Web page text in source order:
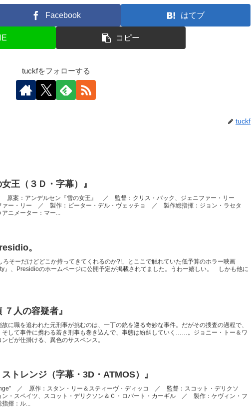
Facebook はてブ
コピー
tuckfをフォローする
tuckf
女王（３Ｄ・字幕）』
原案：アンデルセン『雪の女王』 ／ 監督：クリス・バック、ジェニファー・リー
ァー・リー ／ 製作：ピーター・デル・ヴェッチョ ／ 製作総指揮：ジョン・ラセタ
ニメーター：マー...
。
ろそーだけどどこか持ってきてくれるのか?!」とここで触れていた低予算のホラー映画
』、Presidioのホームページに公開予定が掲載されてました。うわー嬉しい。 しかも他に
７人の容疑者』
に職を追われた元刑事が挑むのは、一丁の銃を巡る奇妙な事件。だがその捜査の過程で、
そして事件に携わる若き刑事も巻き込んで、事態は紛糾していく……。ジョニー・トー＆ワ
ビが仕掛ける、異色のサスペンス。
ストレンジ（字幕・3D・ATMOS）』
／ 原作：スタン・リー＆スティーヴ・ディッコ ／ 監督：スコット・デリクソ
・スペイツ、スコット・デリクソン＆Ｃ・ロバート・カーギル ／ 製作：ケヴィン・フ
揮：ル...